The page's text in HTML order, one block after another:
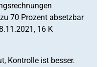
70 Prozent absetzbar
16 K
Kontrolle ist besser.